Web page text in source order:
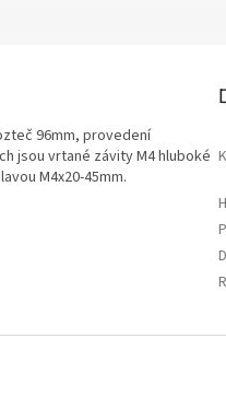
96mm, provedení
jsou vrtané závity M4 hluboké
M4x20-45mm.